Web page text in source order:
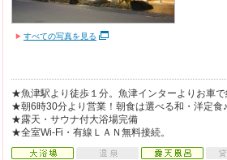
すべての写真を見る
★魚津駅より徒歩１分。魚津インターよりお車で
★朝6時30分より営業！朝食は選べる和・洋定食♪
★露天・サウナ付大浴場完備
★全室Wi-Fi・有線ＬＡＮ無料接続。